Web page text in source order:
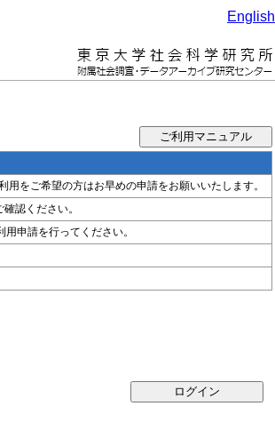
English
をご希望の方はお早めの申請をお願いいたします。
認ください。
申請を行ってください。